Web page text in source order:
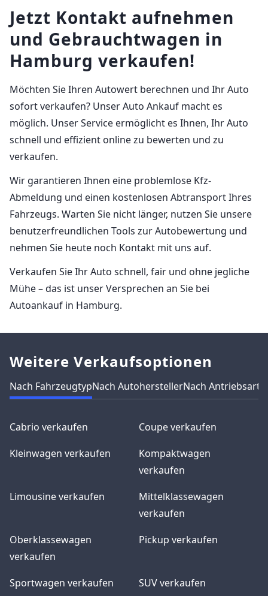
Jetzt Kontakt aufnehmen
und Gebrauchtwagen in
Hamburg verkaufen!
Möchten Sie Ihren Autowert berechnen und Ihr Auto
sofort verkaufen? Unser Auto Ankauf macht es
möglich. Unser Service ermöglicht es Ihnen, Ihr Auto
schnell und effizient online zu bewerten und zu
verkaufen.
Wir garantieren Ihnen eine problemlose Kfz-
Abmeldung und einen kostenlosen Abtransport Ihres
Fahrzeugs. Warten Sie nicht länger, nutzen Sie unsere
benutzerfreundlichen Tools zur Autobewertung und
nehmen Sie heute noch Kontakt mit uns auf.
Verkaufen Sie Ihr Auto schnell, fair und ohne jegliche
Mühe – das ist unser Versprechen an Sie bei
Autoankauf in Hamburg.
Weitere Verkaufsoptionen
Nach FahrzeugtypNach AutoherstellerNach Antriebsart
Cabrio verkaufen
Coupe verkaufen
Kleinwagen verkaufen
Kompaktwagen
verkaufen
Limousine verkaufen
Mittelklassewagen
verkaufen
Oberklassewagen
verkaufen
Pickup verkaufen
Sportwagen verkaufen
SUV verkaufen